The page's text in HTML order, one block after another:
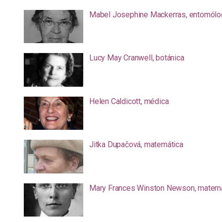
Mabel Josephine Mackerras,
Lucy May Cranwell, botánica
Helen Caldicott, médica
Jitka Dupačová, matemática
Mary Frances Winston Newson,